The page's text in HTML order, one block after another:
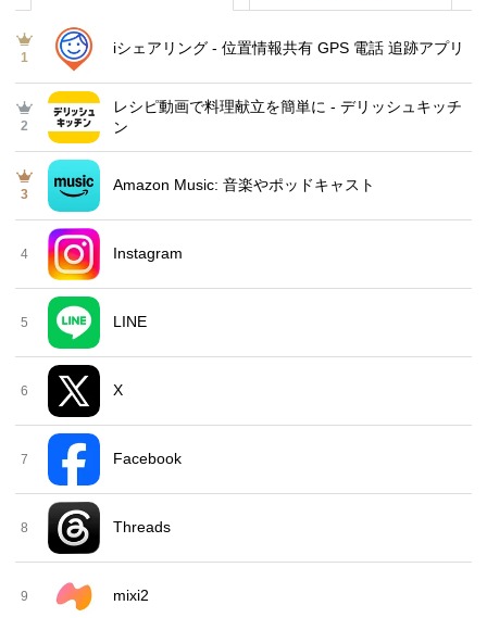
1
iシェアリング - 位置情報共有 GPS 電話 追跡アプリ
2
レシピ動画で料理献立を簡単‪に - デリッシュキッチ
ン
3
Amazon Music: 音楽やポッドキャスト
4 Instagram
5 LINE
6 X
7 Facebook
8 Threads
9 mixi2